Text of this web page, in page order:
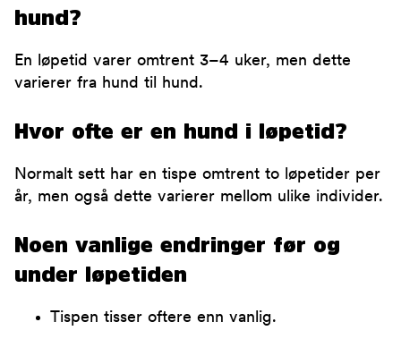
hund?
En løpetid varer omtrent 3–4 uker, men dette
varierer fra hund til hund.
Hvor ofte er en hund i løpetid?
Normalt sett har en tispe omtrent to løpetider per
år, men også dette varierer mellom ulike individer.
Noen vanlige endringer før og
under løpetiden
Tispen tisser oftere enn vanlig.